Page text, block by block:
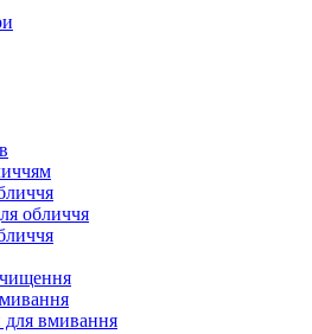
обличчя
для вмивання